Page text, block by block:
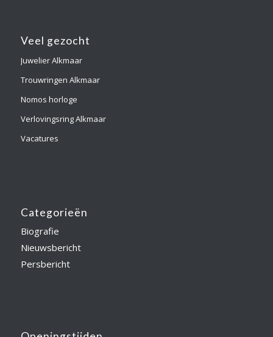
Veel gezocht
Juwelier Alkmaar
Trouwringen Alkmaar
Nomos horloge
Verlovingsring Alkmaar
Vacatures
Categorieën
Biografie
Nieuwsbericht
Persbericht